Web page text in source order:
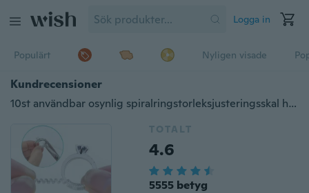
Logga in
Populärt Nyligen visade
Kundrecensioner
10st användbar osynlig spiralringstorleksjusteringsskal hård skyddsdragare reduceringsändringsverktyg smycken delar
TOTALT
4.6
5555 betyg